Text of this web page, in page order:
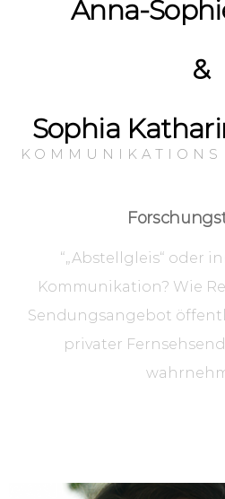
Anna-
&
Sophia
KOMMUNIKATIONS
“„Abstellgleis“ oder
Kommunikation? Wie
Sendungsangebot
privater